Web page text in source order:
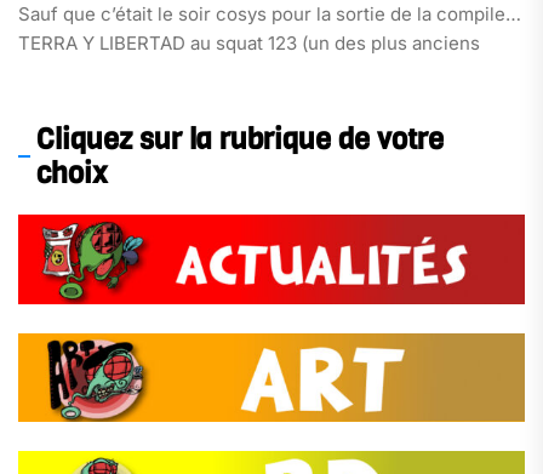
Sauf que c’était le soir cosys pour la sortie de la compile
TERRA Y LIBERTAD au squat 123 (un des plus anciens
Cliquez sur la rubrique de votre
choix